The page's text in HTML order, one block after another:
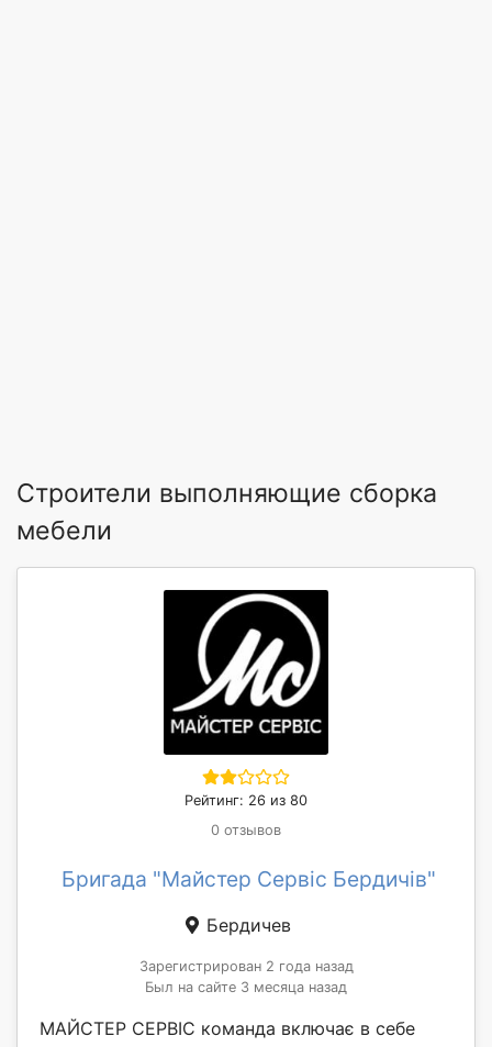
Строители выполняющие сборка
мебели
Рейтинг: 26 из 80
0 отзывов
Бригада "Майстер Сервіс Бердичів"
Бердичев
Зарегистрирован 2 года назад
Был на сайте 3 месяца назад
МАЙСТЕР СЕРВІС команда включає в себе